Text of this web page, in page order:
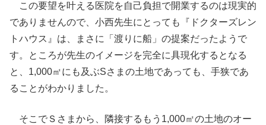
この要望を叶える医院を自己負担で開業するのは現実的
でありませんので、小西先生にとっても『ドクターズレン
トハウス』は、まさに「渡りに船」の提案だったようで
す。ところが先生のイメージを完全に具現化するとなる
と、1,000㎡にも及ぶSさまの土地であっても、手狭であ
ることがわかりました。
そこでＳさまから、隣接するもう1,000㎡の土地のオー